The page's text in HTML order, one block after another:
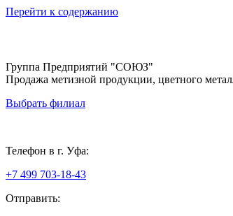
Перейти к содержанию
Группа Предприятий "СОЮЗ"
Продажа метизной продукции, цветного
Выбрать филиал
Телефон в г. Уфа:
+7 499 703-18-43
Отправить: